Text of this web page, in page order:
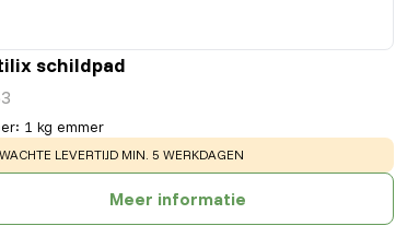
schildpad
: 1 kg emmer
: LEVERTIJD MIN. 5 WERKDAGEN
Meer informatie